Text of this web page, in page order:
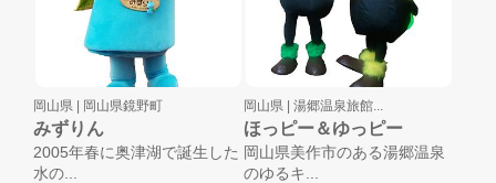
岡山県 | 岡山県鏡野町
みずりん
2005年春に奥津湖で誕生した
水の...
岡山県 | 湯郷温泉旅館...
ほっピー＆ゆっピー
岡山県美作市のある湯郷温泉
のゆるキ...